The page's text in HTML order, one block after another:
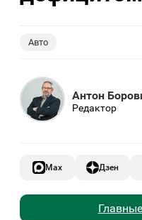
Авто
Антон
Редактор
Max Дзен